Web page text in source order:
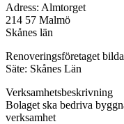
Adress: Almtorget
214 57 Malmö
Skånes län
Renoveringsföretaget
Säte: Skånes Län
Verksamhetsbeskrivning
Bolaget ska bedriva
verksamhet